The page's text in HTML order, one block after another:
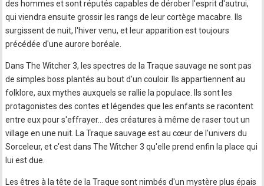
des hommes et sont réputés capables de dérober l'esprit d'autrui,
qui viendra ensuite grossir les rangs de leur cortège macabre. Ils
surgissent de nuit, l'hiver venu, et leur apparition est toujours
précédée d'une aurore boréale.
Dans The Witcher 3, les spectres de la Traque sauvage ne sont pas
de simples boss plantés au bout d'un couloir. Ils appartiennent au
folklore, aux mythes auxquels se rallie la populace. Ils sont les
protagonistes des contes et légendes que les enfants se racontent
entre eux pour s'effrayer... des créatures à même de raser tout un
village en une nuit. La Traque sauvage est au cœur de l'univers du
Sorceleur, et c'est dans The Witcher 3 qu'elle prend enfin la place qui
lui est due.
Les êtres à la tête de la Traque sont nimbés d'un mystère plus épais